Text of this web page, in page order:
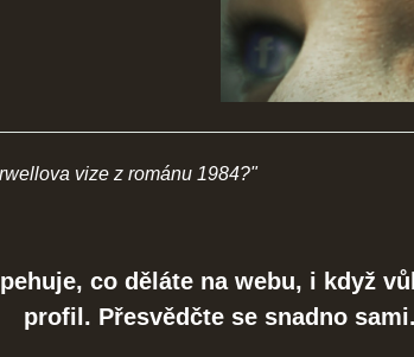
vize z románu 1984?"
co děláte na webu, i když
profil. Přesvědčte se snadno sami.